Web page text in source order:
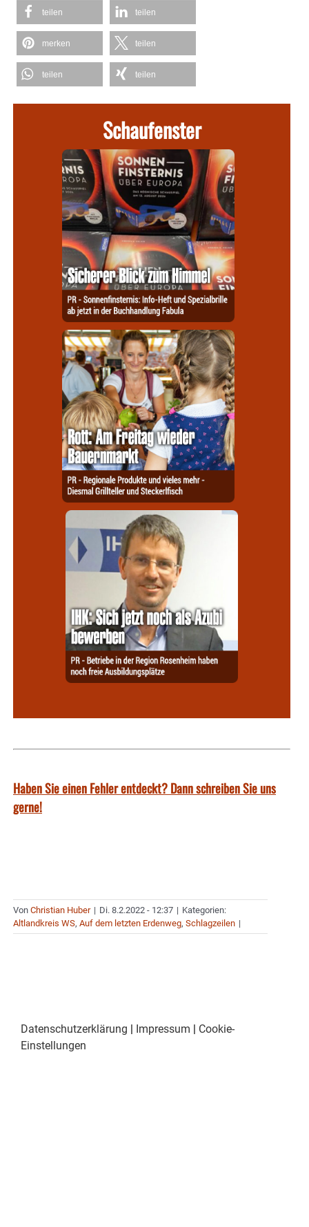
teilen teilen
merken teilen
teilen teilen
Schaufenster
Haben Sie einen Fehler entdeckt? Dann schreiben Sie uns
gerne!
Von Christian Huber | Di. 8.2.2022 - 12:37 | Kategorien:
Altlandkreis WS, Auf dem letzten Erdenweg, Schlagzeilen |
Datenschutzerklärung | Impressum | Cookie-
Einstellungen